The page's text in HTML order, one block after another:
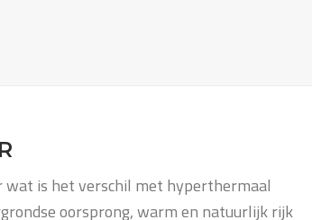
is het verschil met hyperthermaal
oorsprong, warm en natuurlijk rijk